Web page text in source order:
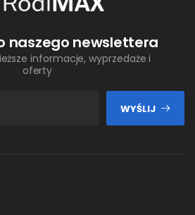
naszego newslettera
informacje, wyprzedaże i
oferty
WYŚLIJ